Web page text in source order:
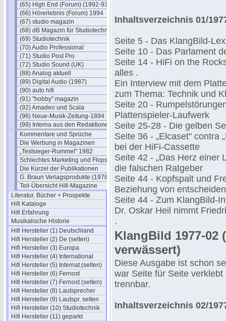
(65) High End (Forum) (1992-93)
(66) Hörerlebnis (Forum) 1994
(67) studio magazin
(68) dB Magazin für Studiotechnik
(69) Studiotechnik
(70) Audio Professional
(71) Studio Post Pro
(72) Studio Sound (UK)
(88) Analog aktuell
(89) Digital Audio (1987)
(90) auto hifi
(91) "hobby" magazin
(92) Amadeo und Scala
(96) Neue-Musik-Zeitung-1894
(99) Interna aus den Redaktionen
Kommentare und Sprüche
Die Werbung in Magazinen
„Testsieger-Rummel" 1982
Schlechtes Marketing und Flops
Die Kürzel der Publikationen
G. Braun Verlagsprodukte (1978)
Teil-Übersicht Hifi-Magazine
Literatur, Bücher + Prospekte
Hifi Kataloge
Hifi Erfahrung
Musikalische Historie
Hifi Hersteller (1) Deutschland
Hifi Hersteller (2) De (selten)
Hifi Hersteller (3) Europa
Hifi Hersteller (4) International
Hifi Hersteller (5) Internat.(selten)
Hifi Hersteller (6) Fernost
Hifi Hersteller (7) Fernost (selten)
Hifi Hersteller (8) Lautsprecher
Hifi Hersteller (9) Lautspr. selten
Hifi Hersteller (10) Studiotechnik
Hifi Hersteller (11) geparkt
Inhaltsverzeichnis 01/
Seite 5 - Das KlangBild-
Seite 10 - Das Parlament
Seite 14 - HiFi on the
alles .
Ein Interview mit dem
zum Thema: Technik und
Seite 20 -
Plattenspieler-Laufwerk
Seite 25-28 - Die gelben
Seite 36 - „Elcaset" contra
bei der HiFi-Cassette
Seite 42 - „Das Herz einer
die falschen Ratgeber
Seite 44 - Kopfspalt und
Beziehung von
Seite 44 - Zum KlangBild-
Dr. Oskar Heil nimmt
.
KlangBild 1977-02
verwässert)
Diese Ausgabe ist schon
war Seite für Seite
trennbar.
Inhaltsverzeichnis 02/